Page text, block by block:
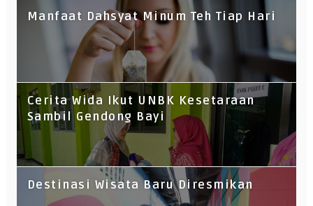
Manfaat Dahsyat Minum Teh Tiap Hari
Cerita Wida Ikut UNBK Kesetaraan
Sambil Gendong Bayi
Destinasi Wisata Baru Diresmikan